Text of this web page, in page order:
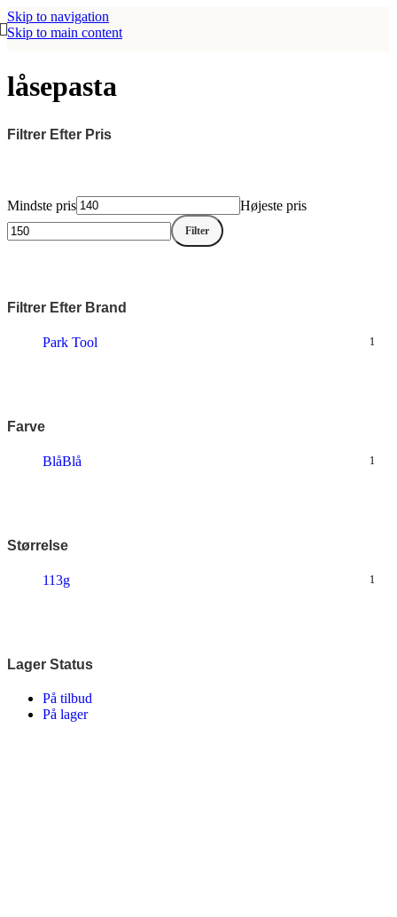
Skip to navigation
Skip to main content
låsepasta
Filtrer Efter Pris
Mindste pris Højeste pris
Filter
Filtrer Efter Brand
Park Tool 1
Farve
BlåBlå 1
Størrelse
113g 1
Lager Status
På tilbud
På lager